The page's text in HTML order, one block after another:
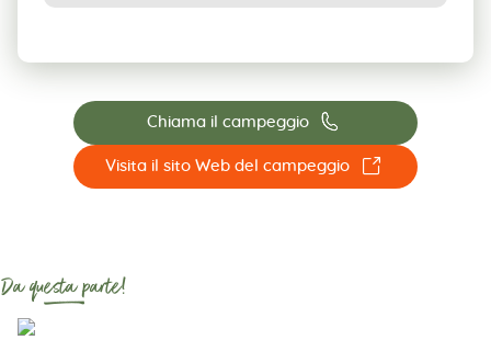
Chiama il campeggio 📞
Visita il sito Web del campeggio ☐
Da questa parte!